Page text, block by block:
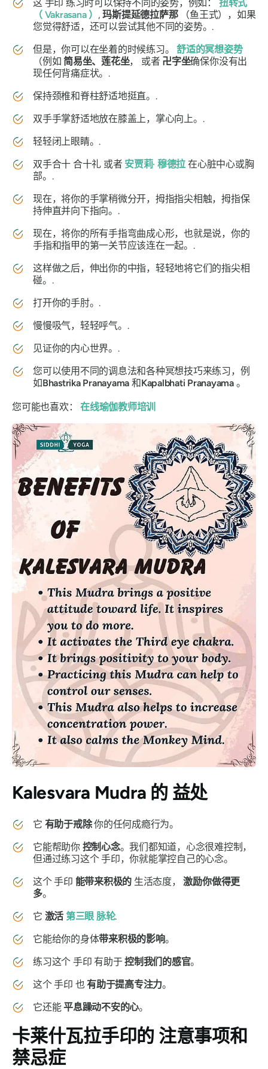
这 手印 练习时可以保持不同的姿势，例如： 扭转式
（ Vakrasana） ,玛斯提延德拉萨那（鱼王式），如果
您觉得舒适，还可以尝试其他不同的姿势。.
但是，你可以在坐着的时候练习。舒适的冥想姿势
（例如简易坐、莲花坐， 或者 卍字坐确保你没有出
现任何背痛症状。.
保持颈椎和脊柱舒适地挺直。.
双手手掌舒适地放在膝盖上，掌心向上。.
轻轻闭上眼睛。.
双手合十 合十礼 或者 安贾莉· 穆德拉 在心脏中心或胸
部。.
现在，将你的手掌稍微分开，拇指指尖相触，拇指保
持伸直并向下指向。.
现在，将你的所有手指弯曲成心形，也就是说，你的
手指和指甲的第一关节应该连在一起。.
这样做之后，伸出你的中指，轻轻地将它们的指尖相
碰。.
打开你的手肘。.
慢慢吸气，轻轻呼气。.
见证你的内心世界。.
您可以使用不同的调息法和各种冥想技巧来练习，例
如Bhastrika Pranayama 和Kapalbhati Pranayama。
您可能也喜欢：在线瑜伽教师培训
Kalesvara Mudra 的益处
它 有助于戒除你的任何成瘾行为。
它能帮助你 控制心念。我们都知道，心念很难控制，
但通过练习这个手印，你就能掌控自己的心念。
这个手印 能带来积极的 生活态度，激励你做得更
多。
它 激活 第三眼 脉轮.
它能给你的身体带来积极的影响。
练习这个 手印 有助于控制我们的感官。
这个手印 也有助于提高专注力。
它还能平息躁动不安的心。
卡莱什瓦拉手印的 注意事项和
禁忌症